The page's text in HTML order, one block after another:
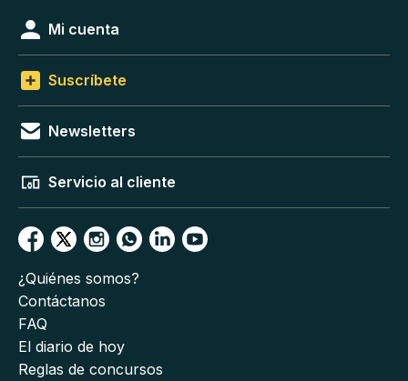
Mi cuenta
Suscríbete
Newsletters
Servicio al cliente
¿Quiénes somos?
Contáctanos
FAQ
El diario de hoy
Reglas de concursos